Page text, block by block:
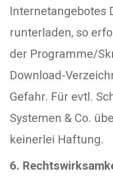
Internetangebotes
runterladen, so
der Programme/
Download-
Gefahr. Für evtl.
Systemen & Co.
keinerlei Haftung.
6.